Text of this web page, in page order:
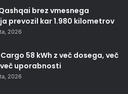
brez vmesnega
prevozil kar 1.980 kilometrov
2026
Cargo 58 kWh z več dosega, več
uporabnosti
2026